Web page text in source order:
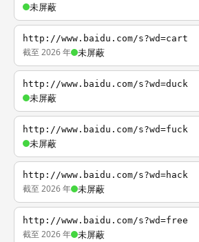
未屏蔽
http://www.baidu.com/s?wd=cart
截至 2026 年 未屏蔽
http://www.baidu.com/s?wd=duck
未屏蔽
http://www.baidu.com/s?wd=fuck
未屏蔽
http://www.baidu.com/s?wd=hack
截至 2026 年 未屏蔽
http://www.baidu.com/s?wd=free
截至 2026 年 未屏蔽